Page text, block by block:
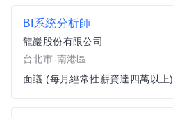
BI系統分析師
龍巖股份有限公司
台北市-南港區
面議 (每月經常性薪資達四萬以上)